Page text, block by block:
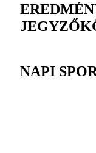
NAPI